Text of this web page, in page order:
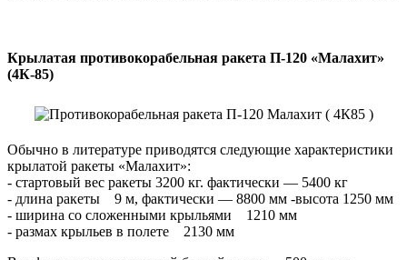
Крылатая противокорабельная ракета П-120 «Малахит»
(4К-85)
Обычно в литературе приводятся следующие характеристики
крылатой ракеты «Малахит»:
- стартовый вес ракеты 3200 кг. фактически — 5400 кг
- длина ракеты 9 м, фактически — 8800 мм -высота 1250 мм
- ширина со сложенными крыльями 1210 мм
- размах крыльев в полете 2130 мм